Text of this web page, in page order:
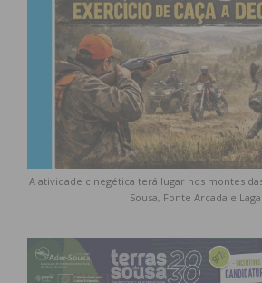
A atividade cinegética terá lugar nos montes
Sousa, Fonte Arcada e